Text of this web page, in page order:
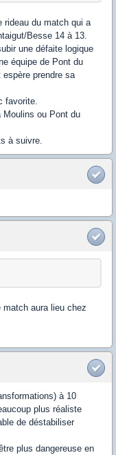
rideau du match qui a
Besse 14 à 13.
une défaite logique
équipe de Pont du
prendre sa
favorite.
Moulins ou Pont du
à suivre.
aura lieu chez
à 10
plus réaliste
de déstabiliser
plus dangereuse en